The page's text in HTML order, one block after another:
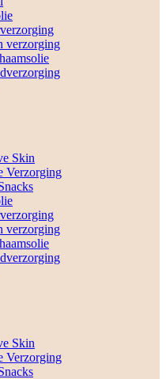
verzorging
Skin
Verzorging
verzorging
Skin
Verzorging